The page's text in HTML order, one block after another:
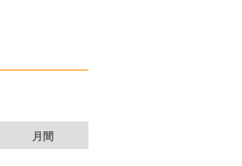
月間